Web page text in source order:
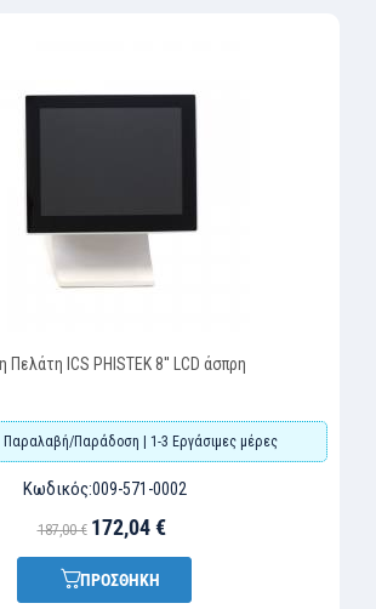
Πελάτη ICS PHISTEK 8'' LCD άσπρη
Παραλαβή/Παράδοση | 1-3 Εργάσιμες μέρες
Κωδικός:009-571-0002
187,00 € 172,04 €
ΠΡΟΣΘΗΚΗ